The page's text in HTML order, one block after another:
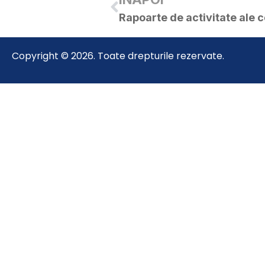
Copyright © 2026. Toate drepturile rezervate.